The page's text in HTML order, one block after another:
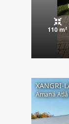
110 m²
XANGRI-
Amaná